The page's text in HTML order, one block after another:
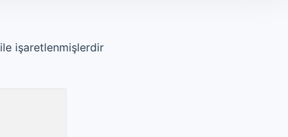
ile işaretlenmişlerdir